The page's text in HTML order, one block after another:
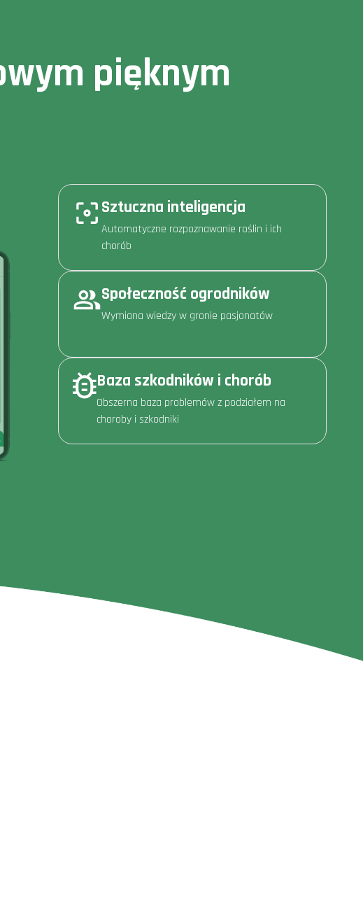
pięknym
Sztuczna inteligencja
Automatyczne rozpoznawanie roślin i ich
chorób
Społeczność ogrodników
Wymiana wiedzy w gronie pasjonatów
Baza szkodników i chorób
Obszerna baza problemów z podziałem na
choroby i szkodniki